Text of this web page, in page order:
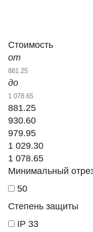
Стоимость
от
до
881.25
930.60
979.95
1 029.30
1 078.65
Минимальный
50
Степень защиты
IP 33